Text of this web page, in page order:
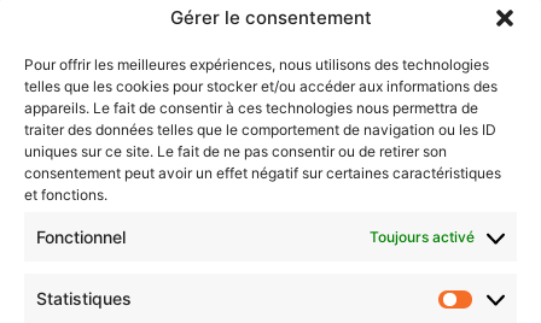
Gérer le consentement
Pour offrir les meilleures expériences, nous utilisons des technologies
telles que les cookies pour stocker et/ou accéder aux informations des
appareils. Le fait de consentir à ces technologies nous permettra de
traiter des données telles que le comportement de navigation ou les ID
uniques sur ce site. Le fait de ne pas consentir ou de retirer son
consentement peut avoir un effet négatif sur certaines caractéristiques
et fonctions.
Fonctionnel Toujours activé
Statistiques
Newsletter gratuite
Choisissez : matin, soir ou hebdo ?